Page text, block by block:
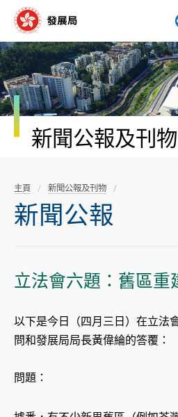
容
開
始
新聞公報及刊物
主頁 新聞公報及刊物
新聞公報
立法會六題：舊區重
以下是今日（四月三日）在立法
問和發展局局長黃偉綸的答覆：
問題：